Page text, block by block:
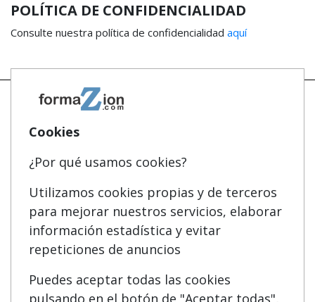
POLÍTICA DE CONFIDENCIALIDAD
Consulte nuestra política de confidencialidad aquí
Mapa
Quienes somos
Tarifas publicidad
Acceso Usuarios
Cursos FP
Conferencias
Carreras Universitarias
Oposiciones
Contactar
SÍGUENOS EN:
Cookies
¿Por qué usamos cookies?
Utilizamos cookies propias y de terceros
para mejorar nuestros servicios, elaborar
información estadística y evitar
repeticiones de anuncios
Puedes aceptar todas las cookies
pulsando en el botón de "Aceptar todas",